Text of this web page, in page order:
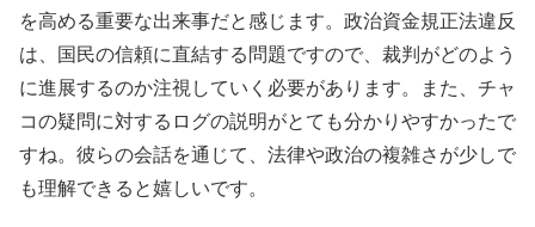
を高める重要な出来事だと感じます。政治資金規正法違反
は、国民の信頼に直結する問題ですので、裁判がどのよう
に進展するのか注視していく必要があります。また、チャ
コの疑問に対するログの説明がとても分かりやすかったで
すね。彼らの会話を通じて、法律や政治の複雑さが少しで
も理解できると嬉しいです。